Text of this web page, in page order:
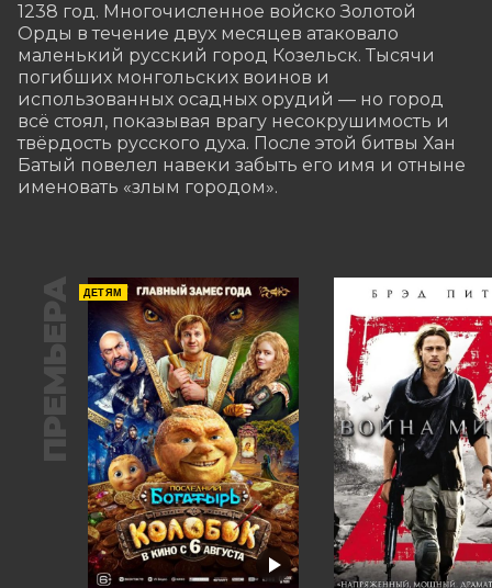
1238 год. Многочисленное войско Золотой
Орды в течение двух месяцев атаковало
маленький русский город Козельск. Тысячи
погибших монгольских воинов и
использованных осадных орудий — но город
всё стоял, показывая врагу несокрушимость и
твёрдость русского духа. После этой битвы Хан
Батый повелел навеки забыть его имя и отныне
именовать «злым городом».
ПРЕМЬЕРА ДЕТЯМ